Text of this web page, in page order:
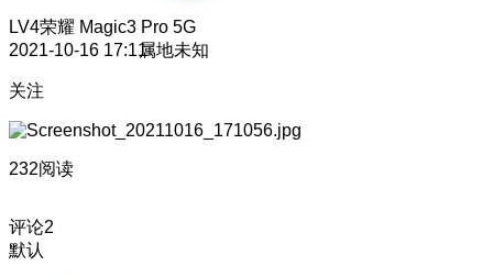
LV4荣耀 Magic3 Pro 5G
2021-10-16 17:11属地未知
关注
232阅读
评论2
默认